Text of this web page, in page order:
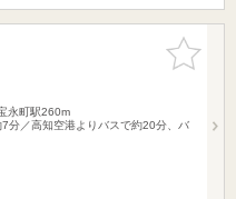
お気に入
りに追加
永町駅260m
分／高知空港よりバスで約20分、バ